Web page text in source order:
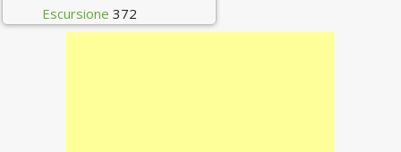
Escursione 372